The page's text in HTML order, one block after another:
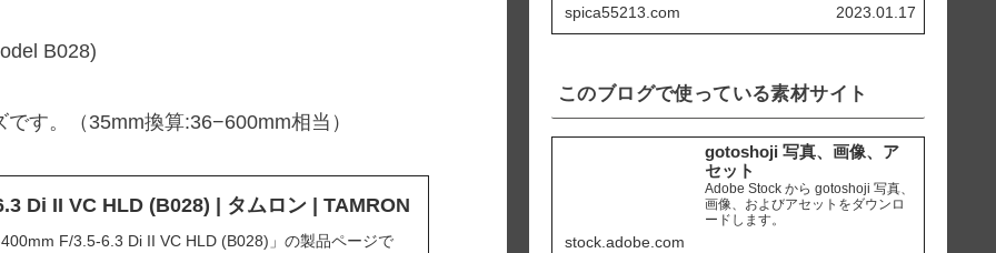
B028)
す。（35mm換算:36−600mm相当）
Di II VC HLD (B028) | タムロン | TAMRON
F/3.5-6.3 Di II VC HLD (B028)」の製品ページで
天草市 「ホテルアレグリアガー
デンズ天草」にて使用カメラ ：
spica55213.com 2023.01.17
このブログで使っている素材サイト
gotoshoji 写真、画像、ア
セット
Adobe Stock から gotoshoji 写真、
画像、およびアセットをダウンロ
ードします。
stock.adobe.com